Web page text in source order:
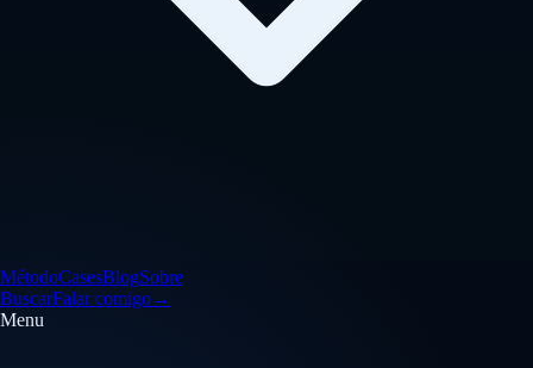
MétodoCasesBlogSobre
BuscarFalar comigo→
Menu